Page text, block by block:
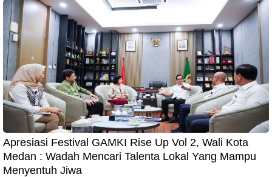
Apresiasi Festival GAMKI Rise Up Vol 2, Wali Kota
Medan : Wadah Mencari Talenta Lokal Yang Mampu
Menyentuh Jiwa